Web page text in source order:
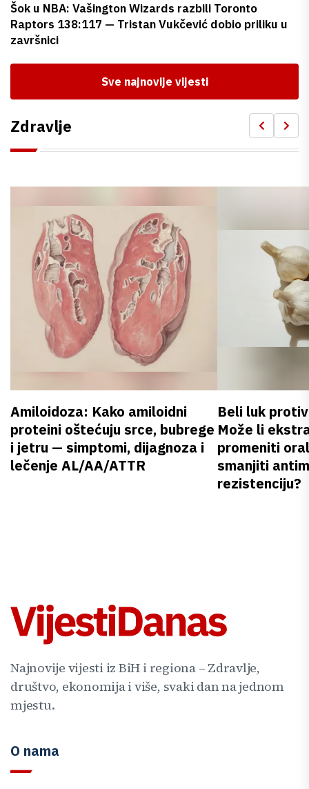
Šok u NBA: Vašington Wizards razbili Toronto
Raptors 138:117 — Tristan Vukčević dobio priliku u
završnici
Sve najnovije vijesti
Zdravlje
Amiloidoza: Kako amiloidni
proteini oštećuju srce, bubrege
i jetru — simptomi, dijagnoza i
lečenje AL/AA/ATTR
Beli luk
Može li
promeniti
smanjiti
rezistenciju?
Najnovije vijesti iz BiH i regiona – Zdravlje,
društvo, ekonomija i više, svaki dan na jednom
mjestu.
O nama